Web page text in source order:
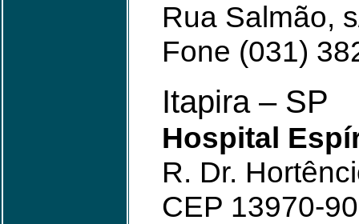
Rua Salmão,
Fone (031)
Itapira – SP
Hospital
R. Dr.
CEP 13970-